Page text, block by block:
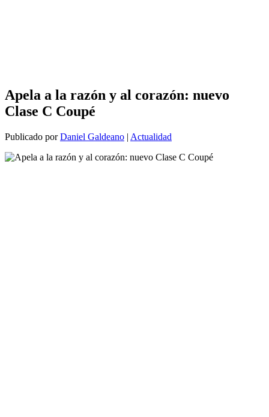
Apela a la razón y al corazón: nuevo
Clase C Coupé
Publicado porDaniel Galdeano | Actualidad